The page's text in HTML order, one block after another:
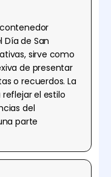
de San
sirve como
de presentar
o recuerdos. La
el estilo
del
parte